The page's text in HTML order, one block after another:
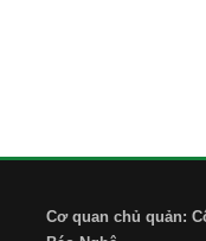
Cơ quan chủ quản: